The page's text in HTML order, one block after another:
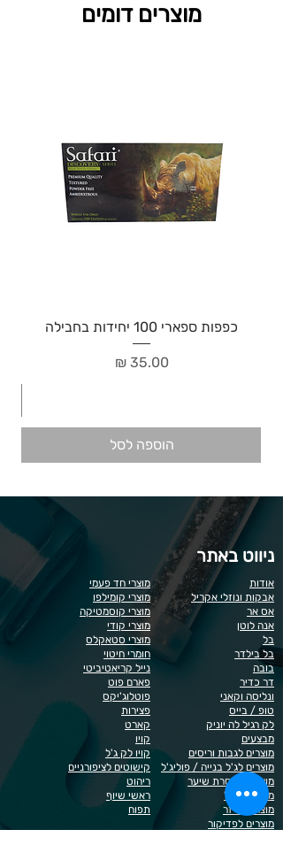
מוצרים דומים
כפפות ספארי 100 יחידות בחבילה
מחיר‏35.00 ‏₪
הוספה לסל
ניווט באתר
מוצרי חד פעמי
מוצרי קומילפו
מוצרי קוסמטיקה
מוצרי קודי
מוצרי סטאקלס
חומרי חיטוי
נייל קריאטיביטי
פארם פוט
פוטלוג'יקס
פצירות
קארט
קויו
קויו לק ג'ל
קישוטים לציפורניים
ריהוט
ראשי שיוף
תפוח
אודות
אבקות ונוזלי אקריל
אס אר
אנה לוטן
בל
בל בילדר
בובה
דר כדיר
ונליסה וקאני
טופ / בייס
לק רגיל לה יוניק
מבצעים
מוצרים לגבות וריסים
מוצרים לג'ל בנייה / פוליג'ל
מוצרים להסרת שיער
מוצרי חשמל
מוצרים לייזר
מוצרים לפדיקור